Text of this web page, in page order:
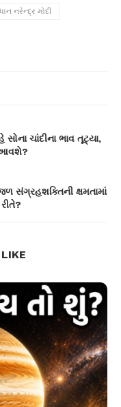
નરેન્દ્ર મોદી
ચાંદીના ભાવ તૂટ્યા,
આવશે?
સંગ્રહશક્તિની ક્ષમતામાં